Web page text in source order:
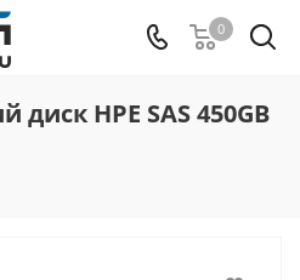
0
диск HPE SAS 450GB